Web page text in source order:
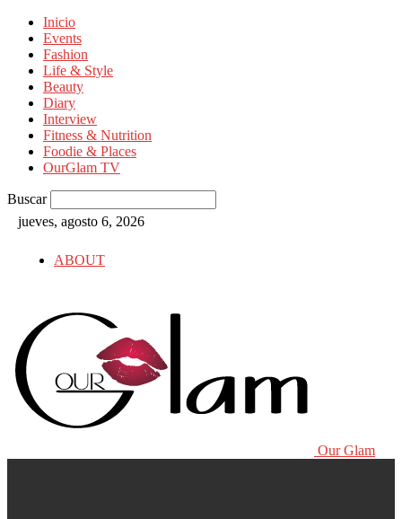
Inicio
Events
Fashion
Life & Style
Beauty
Diary
Interview
Fitness & Nutrition
Foodie & Places
OurGlam TV
Buscar
jueves, agosto 6, 2026
ABOUT
Our Glam